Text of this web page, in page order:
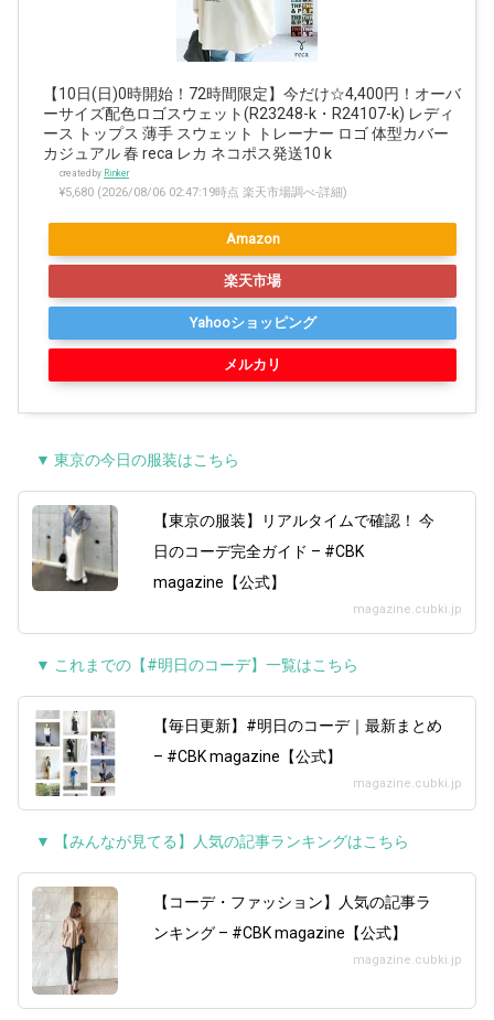
【10日(日)0時開始！72時間限定】今だけ☆4,400円！オーバ
ーサイズ配色ロゴスウェット(R23248-k・R24107-k) レディ
ース トップス 薄手 スウェット トレーナー ロゴ 体型カバー
カジュアル 春 reca レカ ネコポス発送10 k
created by Rinker
¥5,680 (2026/08/06 02:47:19時点 楽天市場調べ-詳細)
Amazon
楽天市場
Yahooショッピング
メルカリ
▼ 東京の今日の服装はこちら
【東京の服装】リアルタイムで確認！ 今
日のコーデ完全ガイド – #CBK
magazine【公式】
magazine.cubki.jp
▼ これまでの【#明日のコーデ】一覧はこちら
【毎日更新】#明日のコーデ｜最新まとめ
– #CBK magazine【公式】
magazine.cubki.jp
▼ 【みんなが見てる】人気の記事ランキングはこちら
【コーデ・ファッション】人気の記事ラ
ンキング – #CBK magazine【公式】
magazine.cubki.jp